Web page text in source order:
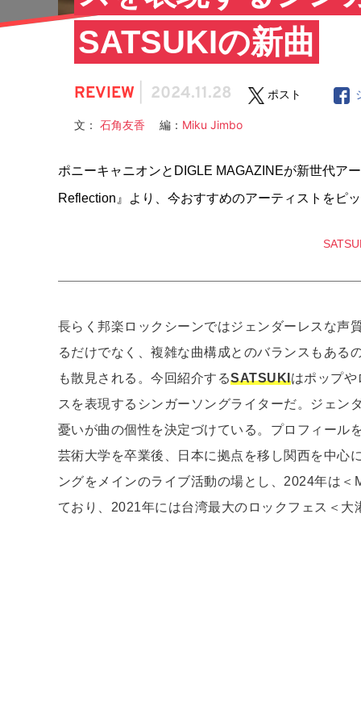
SATSUKIの新曲
REVIEW 2024.11.28 ポスト
文： 石角友香 編： Miku Jimbo
ポニーキャニオンとDIGLE MAGAZINEが新世代ア
Reflection』より、今おすすめのアーティストをピ
長らく邦楽ロックシーンではジェンダーレスな声
るだけでなく、複雑な曲構成とのバランスもある
も散見される。今回紹介するSATSUKIはポップや
スを表現するシンガーソングライターだ。ジェン
憂いが曲の個性を決定づけている。プロフィール
芸術大学を卒業後、日本に拠点を移し関西を中心
ングをメインのライブ活動の場とし、2024年は
ており、2021年には台湾最大のロックフェス＜